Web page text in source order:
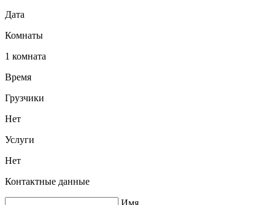
Дата
Комнаты
1 комната
Время
Грузчики
Нет
Услуги
Нет
Контактные данные
Имя